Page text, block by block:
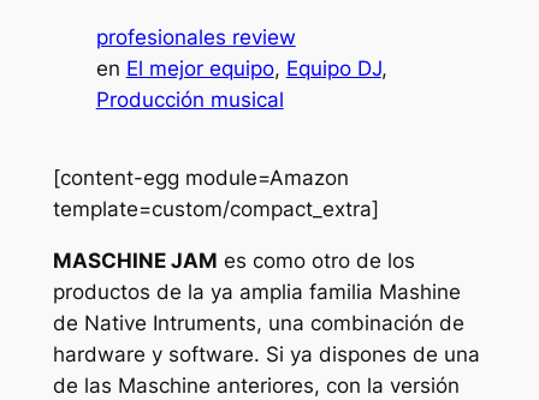
profesionales review
en El mejor equipo, Equipo DJ
Producción musical
[content-egg module=Amazon
template=custom/compact_extra]
MASCHINE JAM es como otro de los
productos de la ya amplia familia Mashine
de Native Intruments, una combinación de
hardware y software. Si ya dispones de una
de las Maschine anteriores, con la versión